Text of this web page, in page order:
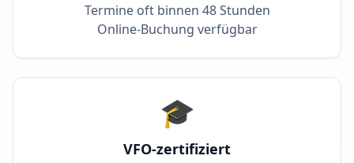
Termine oft binnen 48 Stunden
Online-Buchung verfügbar
🎓
VFO-zertifiziert